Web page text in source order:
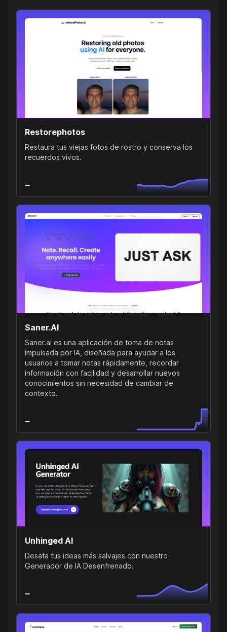
Restorephotos
Restaura tus viejas fotos de rostro y conserva los
recuerdos vivos.
Saner.AI
Saner.ai es una aplicación de toma de notas
impulsada por IA, diseñada para ayudar a los
usuarios a tomar notas rápidamente, recordar
información con facilidad y desarrollar nuevos
conocimientos sin necesidad de cambiar de
contexto.
Unhinged AI
Desata tus ideas más salvajes con nuestro
Generador de IA Desenfrenado.